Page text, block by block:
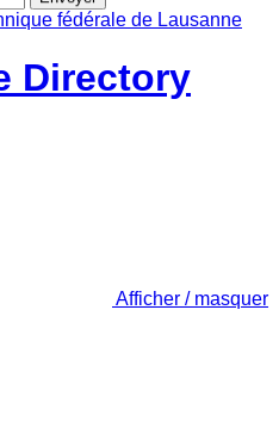
Directory
Afficher / masquer